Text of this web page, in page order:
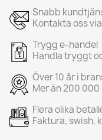
Snabb
Kontakta oss
Trygg e-handel
Handla tryggt
Över 10 år i
Mer än 200
Flera olika
Faktura, swish,